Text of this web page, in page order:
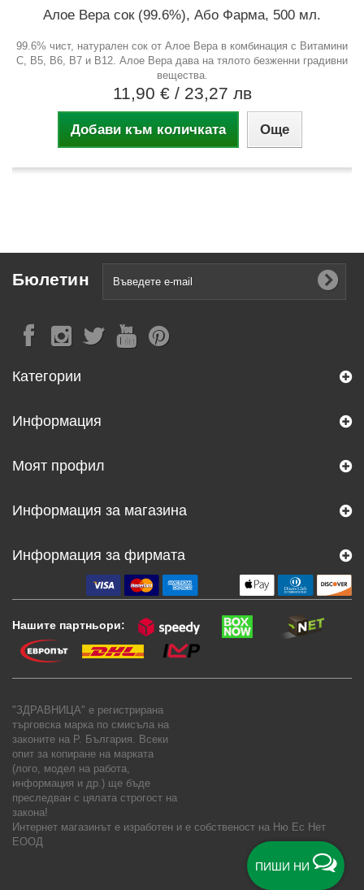
ПИШИ НИ
Алое Вера сок (99.6%), Або Фарма, 500 мл.
99.6% чист, натурален сок от Алое Вера в комбинация с Витамини
С, В5, В6, В7 и В12. Алое Вера дава на тялото безженни градивни
вещества.
11,90 € / 23,27 лв
Добави към количката Още
Бюлетин
Категории
Информация
Моят профил
Информация за магазина
Информация за фирмата
Нашите партньори:
"ЗДРАВНИЦА" е регистрирана
търговска марка по смисъла на
законите на Р. България. Всеки
опит за копиране на марката
(лого, модел на работа,
информация и др.) ще бъде
преследван с цялата строгост на
закона!
Интернет магазинът е изработен и е собственост на Ню Ес Нет
ЕООД